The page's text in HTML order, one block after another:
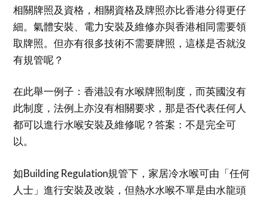
相關牌照及資格，相關資格及牌照亦比香港分得更仔
細。氣體安裝、電力安裝及維修亦與香港相同需要領
取牌照。但亦有很多技術不需要牌照，這樣是否就沒
有規管呢？
在此舉一例子：香港設有水喉牌照制度，而英國沒有
此制度，法例上亦沒有相關要求，那是否代表任何人
都可以進行水喉安裝及維修呢？答案：不是完全可
以。
如Building Regulation規管下，家居冷水喉可由「任何
人士」進行安裝及改裝，但熱水水喉不單是由水龍頭